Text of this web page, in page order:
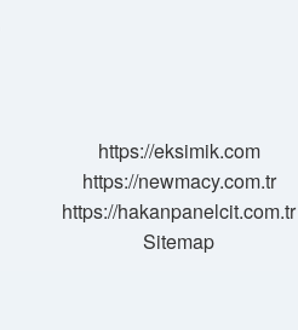
https://eksimik.com
https://newmacy.com.tr
https://hakanpanelcit.com.tr
Sitemap